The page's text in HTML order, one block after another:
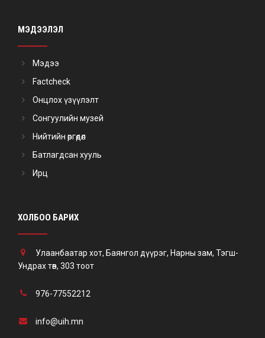
МЭДЭЭЛЭЛ
Мэдээ
Factcheck
Онцлох үзүүлэлт
Сонгуулийн музей
Нийтийн өргөдөл
Батлагдсан хууль
Ирц
ХОЛБОО БАРИХ
Улаанбаатар хот, Баянгол дүүрэг, Нарны зам, Тэгш-
Ундрах төв, 303 тоот
976-77552212
info@uih.mn